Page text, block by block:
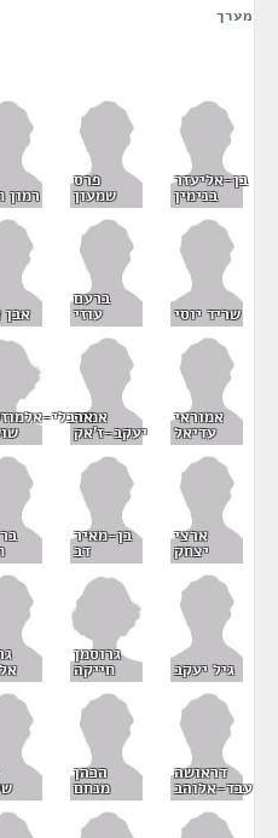
מערך
בן-אליעזר
בנימין
פרס
שמעון רמון
שריד יוסי
ברעם
עוזי אבן
אמוראי
עדיאל
אמיר
יעקב-ז'אק
ארבלי-
ארצי
יצחק
בן-מאיר
דב
גיל יעקב
גרוסמן
חייקה
דראושה
עבד-אלוהב
הכהן
מנחם